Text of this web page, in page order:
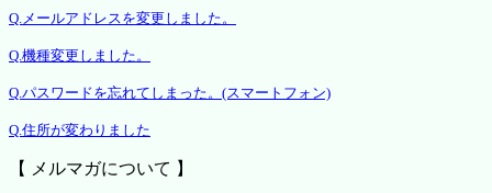
Q.メールアドレスを変更しました。
Q.機種変更しました。
Q.パスワードを忘れてしまった。(スマートフォン)
Q.住所が変わりました
【 メルマガについて 】